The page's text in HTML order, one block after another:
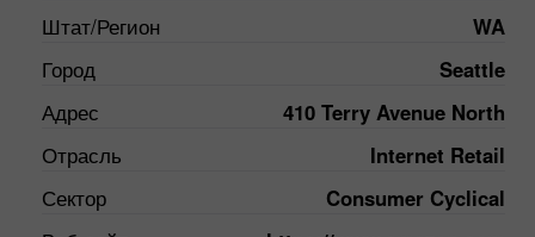
Штат/Регион
WA
Город
Seattle
Адрес
410 Terry Avenue North
Отрасль
Internet Retail
Сектор
Consumer Cyclical